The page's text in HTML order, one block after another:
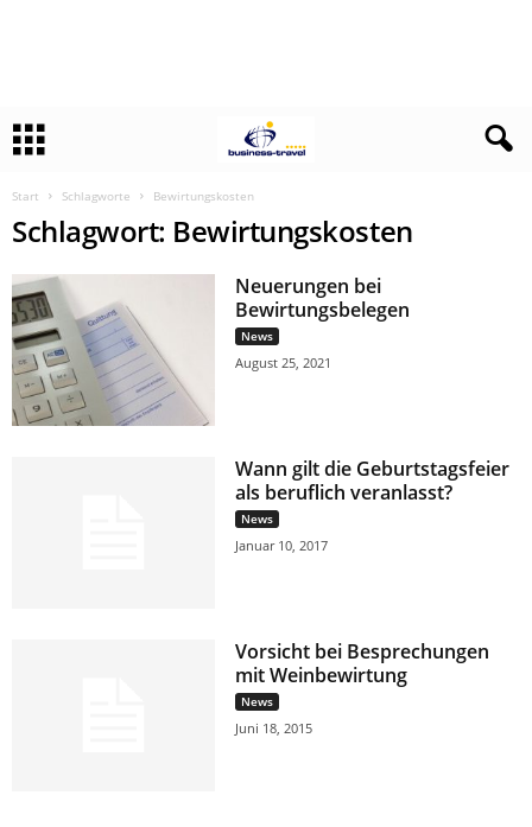
Start Schlagworte Bewirtungskosten
Schlagwort: Bewirtungskosten
Neuerungen bei
Bewirtungsbelegen
News
August 25, 2021
Wann gilt die Geburtstagsfeier
als beruflich veranlasst?
News
Januar 10, 2017
Vorsicht bei Besprechungen
mit Weinbewirtung
News
Juni 18, 2015